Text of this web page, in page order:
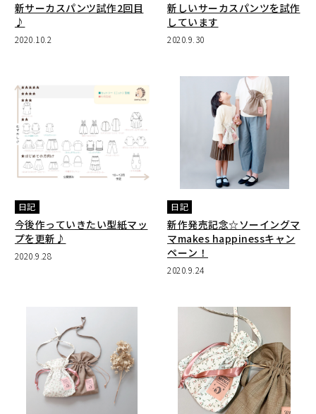
新サーカスパンツ試作2回目
♪
2020.10.2
新しいサーカスパンツを試作
しています
2020.9.30
日記
今後作っていきたい型紙マッ
プを更新♪
2020.9.28
日記
新作発売記念☆ソーイングマ
マmakes happinessキャン
ペーン！
2020.9.24